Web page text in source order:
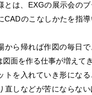
とは、EXGの展示会のブ
CADのこなしかたを指
から帰れば作図の毎日
図面を作る仕事が増えて
トを入れていき形にな
直しなどが苦にならな